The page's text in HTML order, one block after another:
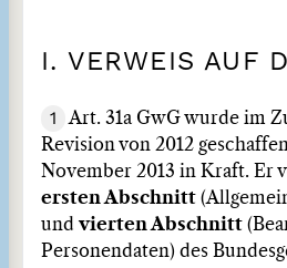
I. VERWEIS AUF
1
Art. 31a GwG wurde im
Revision von 2012
November 2013 in Kraft. Er
ersten Abschnitt
und vierten Abschnitt
Personendaten) des